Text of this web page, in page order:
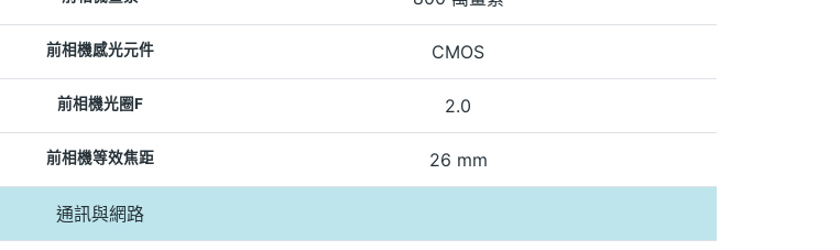
前相機感光元件 CMOS
前相機光圈F 2.0
前相機等效焦距 26 mm
通訊與網路